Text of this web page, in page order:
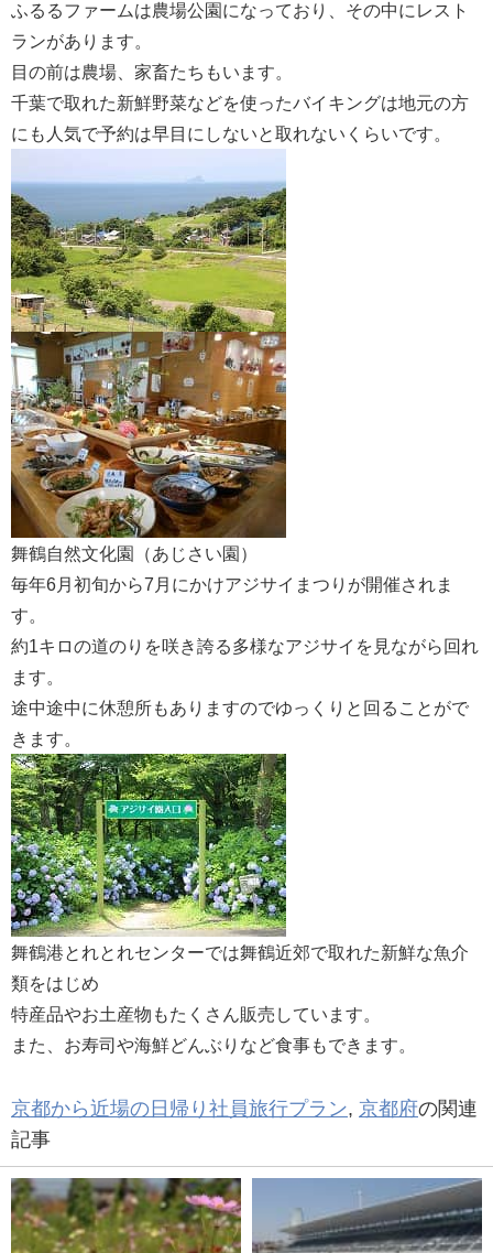
ふるるファームは農場公園になっており、その中にレスト
ランがあります。
目の前は農場、家畜たちもいます。
千葉で取れた新鮮野菜などを使ったバイキングは地元の方
にも人気で予約は早目にしないと取れないくらいです。
舞鶴自然文化園（あじさい園）
毎年6月初旬から7月にかけアジサイまつりが開催されま
す。
約1キロの道のりを咲き誇る多様なアジサイを見ながら回れ
ます。
途中途中に休憩所もありますのでゆっくりと回ることがで
きます。
舞鶴港とれとれセンターでは舞鶴近郊で取れた新鮮な魚介
類をはじめ
特産品やお土産物もたくさん販売しています。
また、お寿司や海鮮どんぶりなど食事もできます。
京都から近場の日帰り社員旅行プラン, 京都府の関連
記事